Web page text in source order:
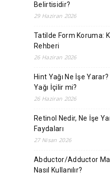
Belirtisidir?
29 Haziran 2026
Tatilde Form Koruma:
Rehberi
26 Haziran 2026
Hint Yağı Ne İşe
Yağı İçilir mi?
26 Haziran 2026
Retinol Nedir, Ne İşe
Faydaları
27 Nisan 2026
Abductor/Adductor
Nasıl Kullanılır?